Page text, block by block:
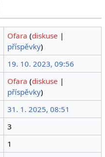
Ofara (diskuse |
příspěvky)
19. 10. 2023, 09:56
Ofara (diskuse |
příspěvky)
31. 1. 2025, 08:51
3
1